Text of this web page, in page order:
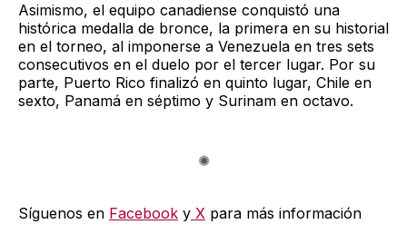
Asimismo, el equipo canadiense conquistó una
histórica medalla de bronce, la primera en su historial
en el torneo, al imponerse a Venezuela en tres sets
consecutivos en el duelo por el tercer lugar. Por su
parte, Puerto Rico finalizó en quinto lugar, Chile en
sexto, Panamá en séptimo y Surinam en octavo.
Síguenos en Facebook y X para más información